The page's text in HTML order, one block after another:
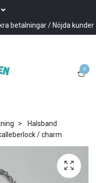
betalningar / Nöjda kunder
0
Halsband
/ charm